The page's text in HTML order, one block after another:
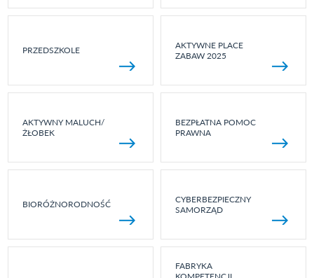
PRZEDSZKOLE
AKTYWNE PLACE
ZABAW 2025
AKTYWNY MALUCH/
ŻŁOBEK
BEZPŁATNA POMOC
PRAWNA
BIORÓŻNORODNOŚĆ
CYBERBEZPIECZNY
SAMORZĄD
FABRYKA